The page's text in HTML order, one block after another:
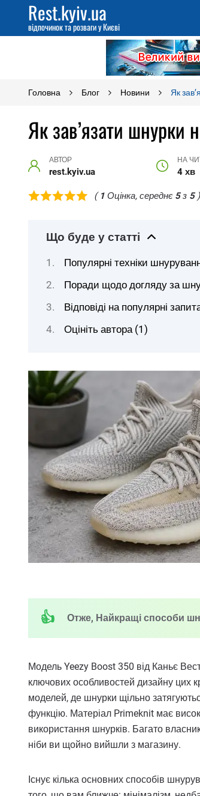
Rest.kyiv.ua
відпочинок та розваги у Києві
Головна Блог Новини Як
Як зав’язати шнурки
АВТОР
rest.kyiv.ua
НА
4 хв
( 1 Оцінка, середнє 5з 5)
Що буде у статті
Популярні техніки
Поради щодо догляду за
Відповіді на популярні
Оцініть автора (1)
Отже, Найкращі способи
Модель Yeezy Boost 350 від Каньє
ключових особливостей дизайну цих
моделей, де шнурки щільно
функцію. Матеріал Primeknit має
використання шнурків. Багато
ніби ви щойно вийшли з магазину.
Існує кілька основних способів